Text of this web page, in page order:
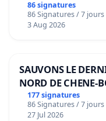
bediening van de
Voor
86 signatures
86 Signatures / 7 jours
3 Aug 2026
SAUVONS LE
NORD DE CHENE-
177 signatures
86 Signatures / 7 jours
27 Jul 2026